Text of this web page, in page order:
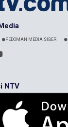
PEDOMAN MEDIA SIBER
NTV